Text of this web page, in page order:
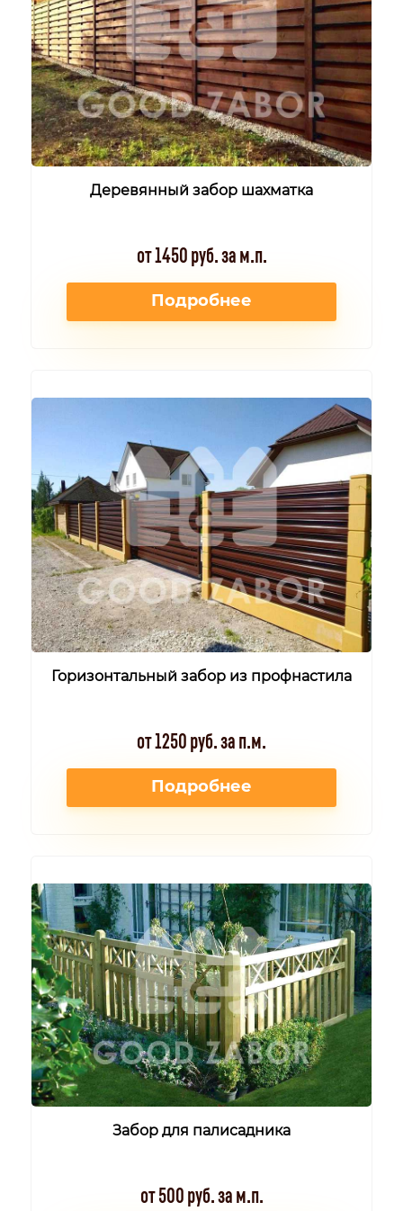
Деревянный забор шахматка
от 1450 руб. за м.п.
Подробнее
Горизонтальный забор из профнастила
от 1250 руб. за п.м.
Подробнее
Забор для палисадника
от 500 руб. за м.п.